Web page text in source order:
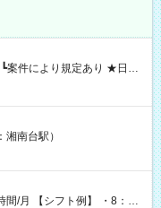
に現金GET♪ お仕事後はコ
試用期間】試
南台駅）
・8：00